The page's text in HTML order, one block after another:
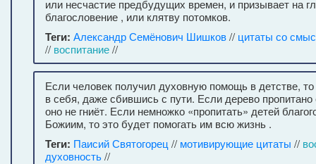
или несчастие предбудущих времен, и призывает на
благословение , или клятву потомков.
Теги: Александр Семёнович Шишков// цитаты со
// воспитание//
Если человек получил духовную помощь в детстве,
в себя, даже сбившись с пути. Если дерево
оно не гниёт. Если немножко «пропитать» детей
Божиим, то это будет помогать им всю жизнь .
Теги: Паисий Святогорец // мотивирующие цитаты //
духовность//